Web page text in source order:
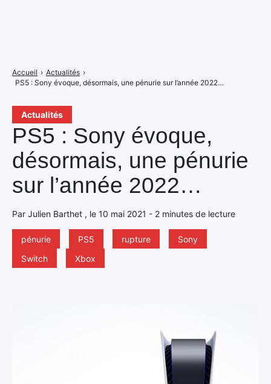
Actualités
PS5 : Sony évoque,
désormais, une pénurie
sur l’année 2022…
Par Julien Barthet , le 10 mai 2021 - 2 minutes de lecture
pénurie PS5 rupture
Sony
Switch
Xbox
Accueil › Actualités ›
PS5 : Sony évoque, désormais, une pénurie sur l’année 2022…